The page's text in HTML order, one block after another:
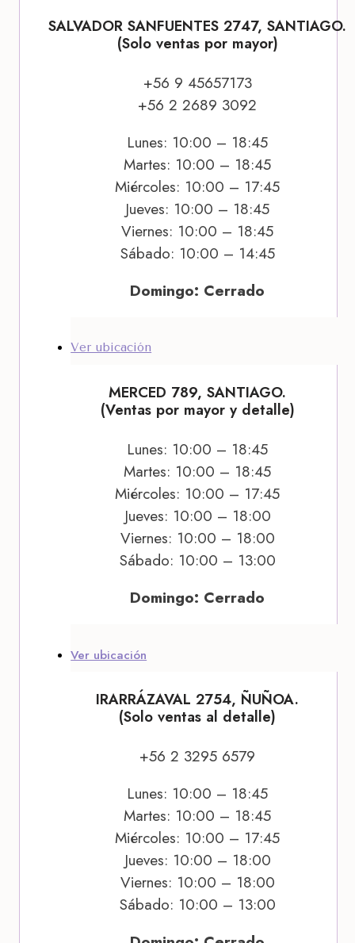
SALVADOR SANFUENTES 2747, SANTIAGO.
(Solo ventas por mayor)
+56 9 45657173
+56 2 2689 3092
Lunes: 10:00 – 18:45
Martes: 10:00 – 18:45
Miércoles: 10:00 – 17:45
Jueves: 10:00 – 18:45
Viernes: 10:00 – 18:45
Sábado: 10:00 – 14:45
Domingo: Cerrado
Ver ubicación
MERCED 789, SANTIAGO.
(Ventas por mayor y detalle)
Lunes: 10:00 – 18:45
Martes: 10:00 – 18:45
Miércoles: 10:00 – 17:45
Jueves: 10:00 – 18:00
Viernes: 10:00 – 18:00
Sábado: 10:00 – 13:00
Domingo: Cerrado
Ver ubicación
IRARRÁZAVAL 2754, ÑUÑOA.
(Solo ventas al detalle)
+56 2 3295 6579
Lunes: 10:00 – 18:45
Martes: 10:00 – 18:45
Miércoles: 10:00 – 17:45
Jueves: 10:00 – 18:00
Viernes: 10:00 – 18:00
Sábado: 10:00 – 13:00